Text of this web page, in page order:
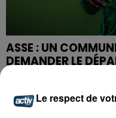
ASSE : UN
DEMANDER LE
Le respect de